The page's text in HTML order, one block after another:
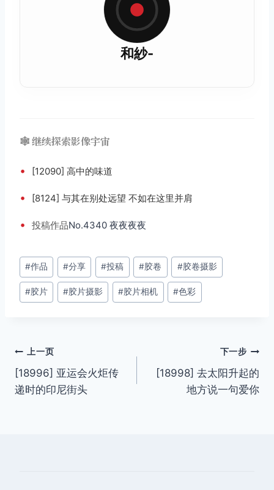
和紗-
🕸️ 继续探索影像宇宙
• [12090] 高中的味道
• [8124] 与其在别处远望 不如在这里并肩
• 投稿作品No.4340 夜夜夜夜
文
章
标
#作品 #分享 #投稿 #胶卷 #胶卷摄影
#胶片 #胶片摄影 #胶片相机 #色彩
文
章
上一页
[18996] 亚运会火炬传
递时的印尼街头
下一步
[18998] 去太阳升起的
地方说一句爱你